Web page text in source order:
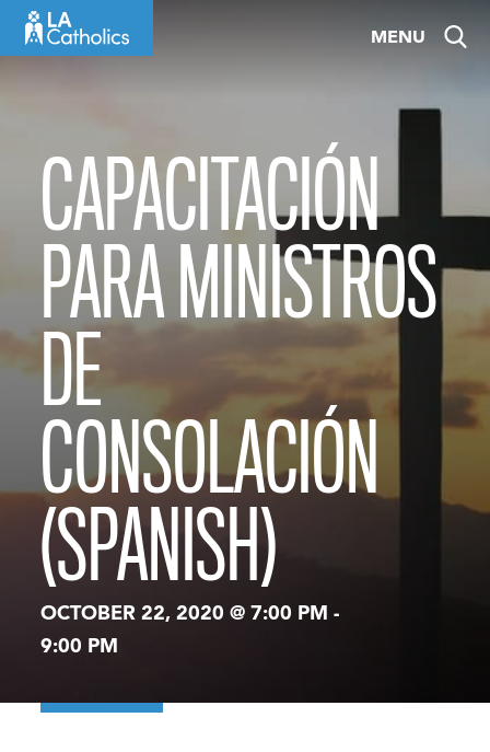
MENU
CAPACITACIÓN
PARA MINISTROS
DE
CONSOLACIÓN
(SPANISH)
OCTOBER 22, 2020 @ 7:00 PM -
9:00 PM